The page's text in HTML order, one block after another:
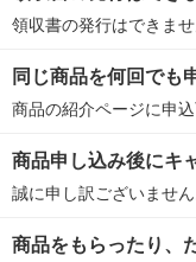
領収書の発行はできませ
同じ商品を何回でも
商品の紹介ページに申
商品申し込み後にキ
誠に申し訳ございませ
商品をもらったり、